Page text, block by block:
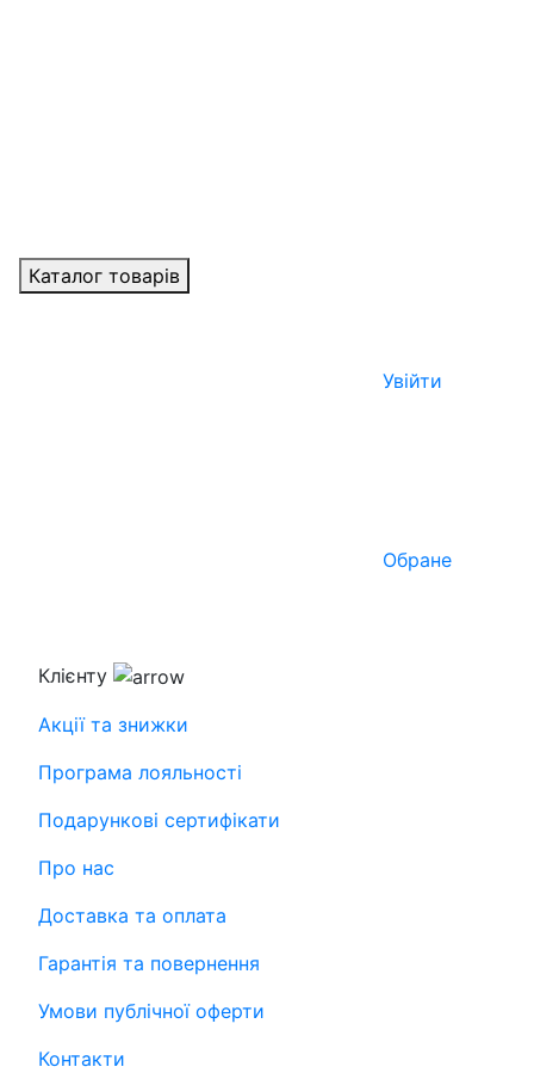
Каталог товарів
Увійти
Обране
Клієнту
Акції та знижки
Програма лояльності
Подарункові сертифікати
Про нас
Доставка та оплата
Гарантія та повернення
Умови публічної оферти
Контакти